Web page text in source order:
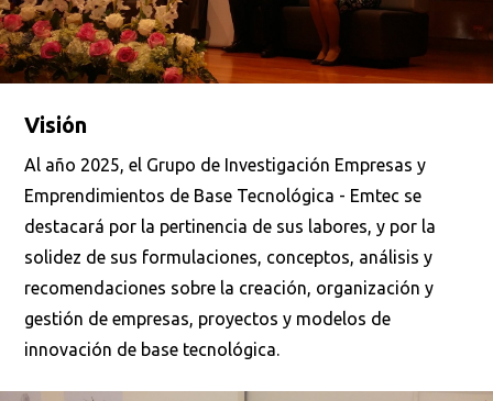
Visión
Al año 2025, el Grupo de Investigación Empresas y
Emprendimientos de Base Tecnológica - Emtec se
destacará por la pertinencia de sus labores, y por la
solidez de sus formulaciones, conceptos, análisis y
recomendaciones sobre la creación, organización y
gestión de empresas, proyectos y modelos de
innovación de base tecnológica.